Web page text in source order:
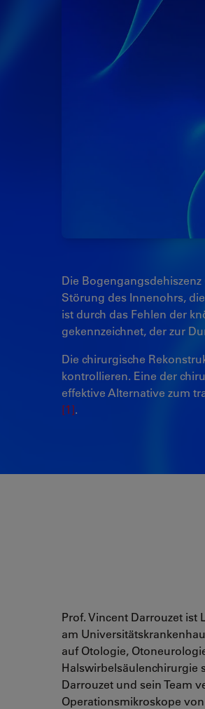
Die
Störung des Innenohrs,
ist durch das Fehlen der
gekennzeichnet, der zur
Die chirurgische
kontrollieren. Eine der
effektive Alternative zum
[1].
Prof. Vincent Darrouzet ist
am
auf Otologie,
Halswirbelsäulenchirurgie
Darrouzet und sein Team
Operationsmikroskope